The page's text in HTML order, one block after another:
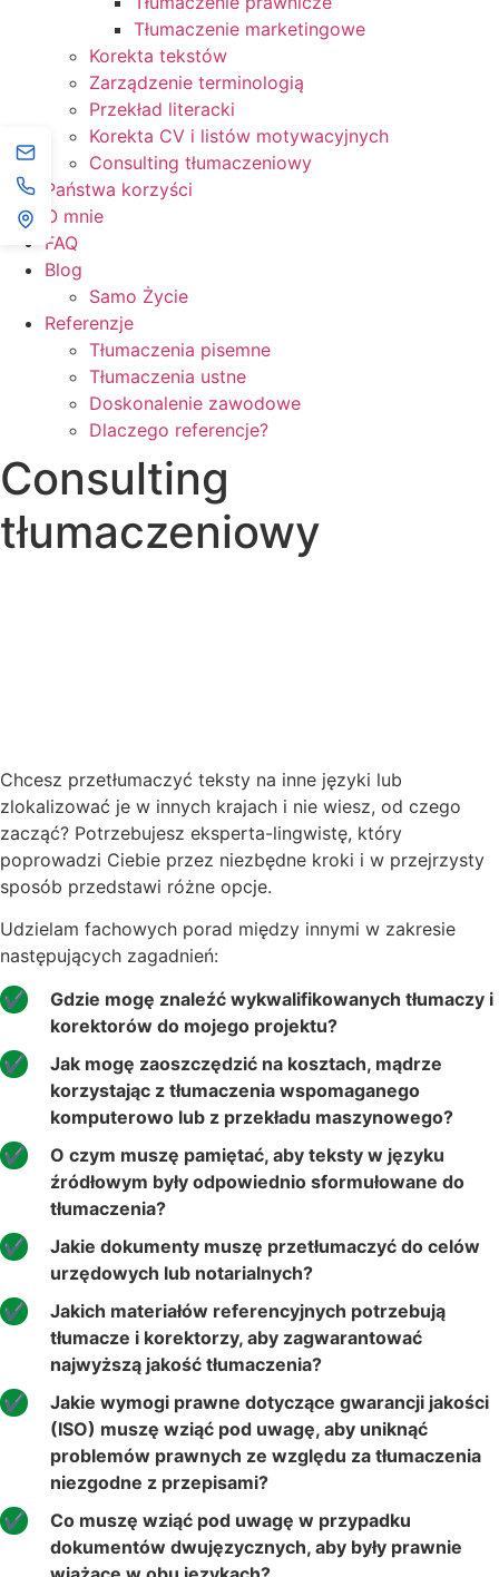
Tłumaczenie marketingowe
Korekta tekstów
Zarządzenie terminologią
Przekład literacki
Korekta CV i listów motywacyjnych
Consulting tłumaczeniowy
Państwa korzyści
O mnie
FAQ
Blog
Samo Życie
Referenzje
Tłumaczenia pisemne
Tłumaczenia ustne
Doskonalenie zawodowe
Dlaczego referencje?
Consulting
tłumaczeniowy
Chcesz przetłumaczyć teksty na inne języki lub
zlokalizować je w innych krajach i nie wiesz, od czego
zacząć? Potrzebujesz eksperta-lingwistę, który
poprowadzi Ciebie przez niezbędne kroki i w przejrzysty
sposób przedstawi różne opcje.
Udzielam fachowych porad między innymi w zakresie
następujących zagadnień:
Gdzie mogę znaleźć wykwalifikowanych tłumaczy i
korektorów do mojego projektu?
Jak mogę zaoszczędzić na kosztach, mądrze
korzystając z tłumaczenia wspomaganego
komputerowo lub z przekładu maszynowego?
O czym muszę pamiętać, aby teksty w języku
źródłowym były odpowiednio sformułowane do
tłumaczenia?
Jakie dokumenty muszę przetłumaczyć do celów
urzędowych lub notarialnych?
Jakich materiałów referencyjnych potrzebują
tłumacze i korektorzy, aby zagwarantować
najwyższą jakość tłumaczenia?
Jakie wymogi prawne dotyczące gwarancji jakości
(ISO) muszę wziąć pod uwagę, aby uniknąć
problemów prawnych ze względu za tłumaczenia
niezgodne z przepisami?
Co muszę wziąć pod uwagę w przypadku
dokumentów dwujęzycznych, aby były prawnie